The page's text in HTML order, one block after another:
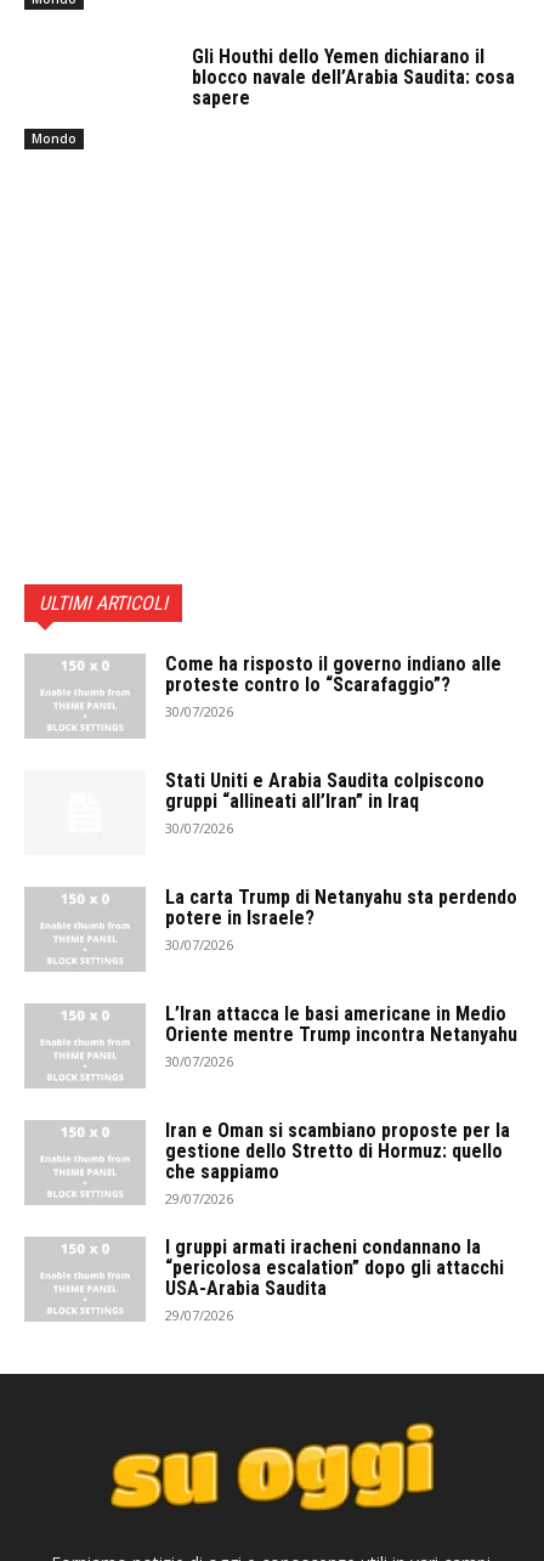
Mondo
Gli Houthi dello Yemen dichiarano il
blocco navale dell’Arabia Saudita: cosa
sapere
ULTIMI ARTICOLI
Come ha risposto il governo indiano alle
proteste contro lo “Scarafaggio”?
30/07/2026
Stati Uniti e Arabia Saudita colpiscono
gruppi “allineati all’Iran” in Iraq
30/07/2026
La carta Trump di Netanyahu sta perdendo
potere in Israele?
30/07/2026
L’Iran attacca le basi americane in Medio
Oriente mentre Trump incontra Netanyahu
30/07/2026
Iran e Oman si scambiano proposte per la
gestione dello Stretto di Hormuz: quello
che sappiamo
29/07/2026
I gruppi armati iracheni condannano la
“pericolosa escalation” dopo gli attacchi
USA-Arabia Saudita
29/07/2026